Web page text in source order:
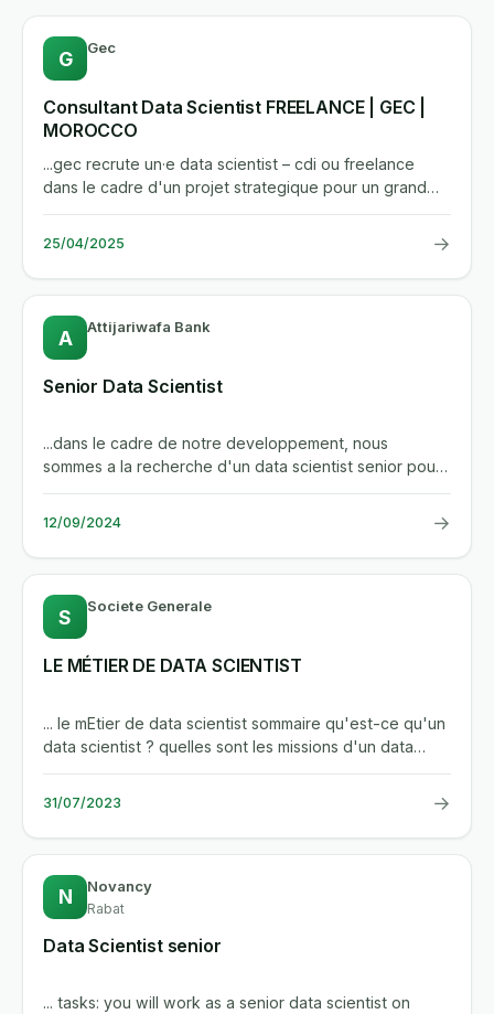
G Gec
Consultant Data Scientist FREELANCE | GEC |
MOROCCO
...gec recrute un·e data scientist – cdi ou freelance
dans le cadre d'un projet strategique pour un grand
acteur...
25/04/2025 →
A Attijariwafa Bank
Senior Data Scientist
...dans le cadre de notre developpement, nous
sommes a la recherche d'un data scientist senior pour
rejoindre l'equipe...
12/09/2024 →
S Societe Generale
LE MÉTIER DE DATA SCIENTIST
... le mEtier de data scientist sommaire qu'est-ce qu'un
data scientist ? quelles sont les missions d'un data
scientist...
31/07/2023 →
N Novancy
Rabat
Data Scientist senior
... tasks: you will work as a senior data scientist on